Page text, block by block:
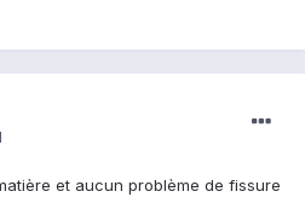
et aucun problème de fissure